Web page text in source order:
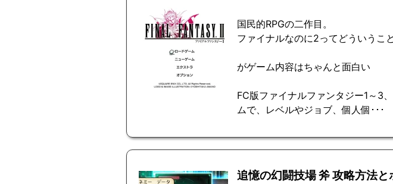
国民的RPGの二作目。
ファイナルなのに2ってどういうこ
がゲーム内容はちゃんと面白い
FC版ファイナルファンタジー1～3
ムで、レベルやジョブ、個人個･･･
追憶の幻闘技場 斧 攻略方法